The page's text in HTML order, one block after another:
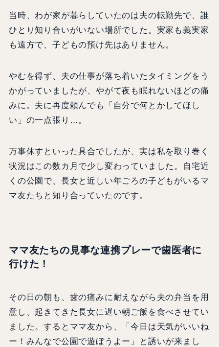
当時、わが家が暮らしていたのは夫の転勤先で、誰
ひとり知り合いがいない場所でした。実家も義実家
も遠方で、子どもの預け先はありません。
やむを得ず、夫の仕事が落ち着いたタイミングをう
かがっていましたが、やがて夜も眠れないほどの痛
みに。夫に再度頼んでも「自分で何とかしてほし
い」の一点張り…。
万事休すといった具合でしたが、実は私を取り巻く
状況はこの数カ月で少し変わっていました。自宅近
くの公園で、長女と近しい年ごろの子どもがいるマ
マ友たちと知り合っていたのです。
ママ友たちの見事な連携プレーで歯医者に
行けた！
その日の朝も、歯の痛みに耐えながら夫の弁当を用
意し、起きてきた長女に遅い朝ご飯を食べさせてい
ました。するとママ友から、「今日は天気がいいね
ー！みんなで公園で遊ぼうよー」と誘いが来まし